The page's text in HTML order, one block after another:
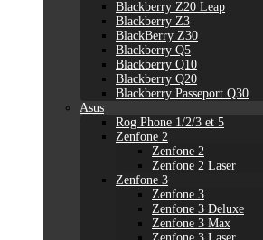
Blackberry Z20 Leap
Blackberry Z3
BlackBerry Z30
Blackberry Q5
Blackberry Q10
Blackberry Q20
Blackberry Passeport Q30
Asus
Rog Phone 1/2/3 et 5
Zenfone 2
Zenfone 2
Zenfone 2 Laser
Zenfone 3
Zenfone 3
Zenfone 3 Deluxe
Zenfone 3 Max